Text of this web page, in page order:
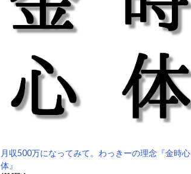
月収500万になってみて。わっきーの理念『金時心
体』